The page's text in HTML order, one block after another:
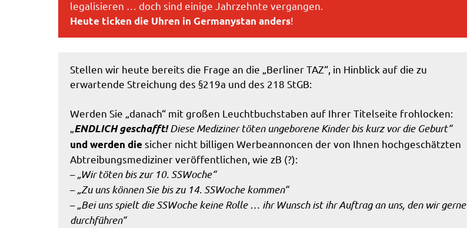
legalisieren … doch sind einige Jahrzehnte vergangen.
Heute ticken die Uhren in Germanystan anders!
Stellen wir heute bereits die Frage an die „Berliner TAZ“, in Hinblick auf die zu
erwartende Streichung des §219a und des 218 StGB:
Werden Sie „danach“ mit großen Leuchtbuchstaben auf Ihrer Titelseite frohlocken:
ENDLICH geschafft!Diese Mediziner töten ungeborene Kinder bis kurz vor die Geburt“
und werden diesicher nicht billigen Werbeannoncen der von Ihnen hochgeschätzten
Abtreibungsmediziner veröffentlichen, wie zB (?):
–„Wir töten bis zur 10. SSWoche“
–„Zu uns können Sie bis zu 14. SSWoche kommen“
–„Bei uns spielt die SSWoche keine Rolle … ihr Wunsch ist ihr Auftrag an uns, den wir gerne
durchführen“